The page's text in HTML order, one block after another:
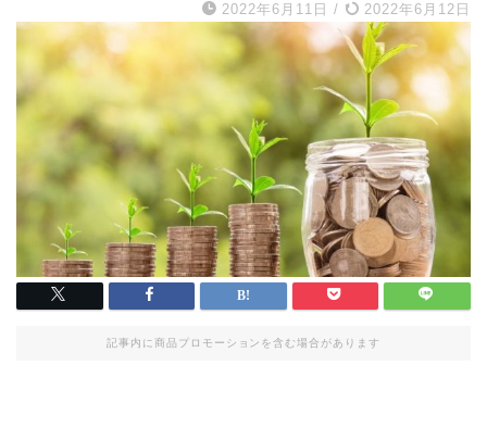
2022年6月11日 / 2022年6月12日
記事内に商品プロモーションを含む場合があります